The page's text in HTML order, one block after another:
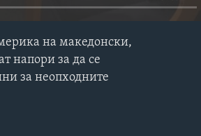
на македонски,
напори за да се
за неопходните